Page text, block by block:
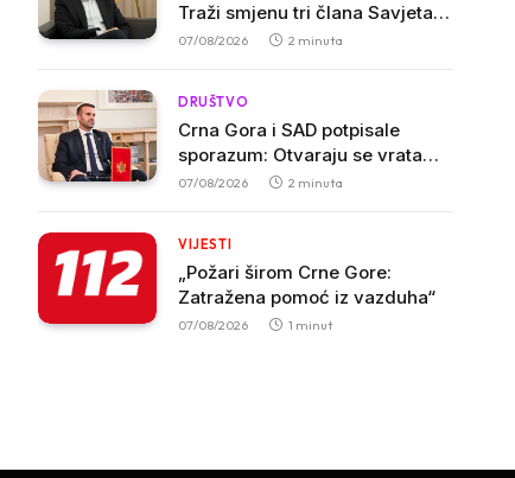
Traži smjenu tri člana Savjeta
Biblioteke „Radosav Ljumović“
07/08/2026 2 minuta
DRUŠTVO
Crna Gora i SAD potpisale
sporazum: Otvaraju se vrata
američkim investicijama i
07/08/2026 2 minuta
VIJESTI
„Požari širom Crne Gore:
Zatražena pomoć iz vazduha“
07/08/2026 1 minut